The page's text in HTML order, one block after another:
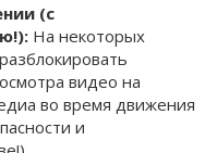
(с
На некоторых
видео на
во время движения
и